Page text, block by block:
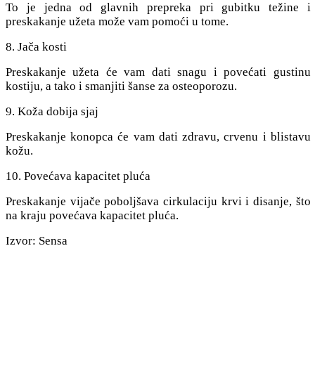
To je jedna od glavnih prepreka pri gubitku težine i
preskakanje užeta može vam pomoći u tome.
8. Jača kosti
Preskakanje užeta će vam dati snagu i povećati gustinu
kostiju, a tako i smanjiti šanse za osteoporozu.
9. Koža dobija sjaj
Preskakanje konopca će vam dati zdravu, crvenu i blistavu
kožu.
10. Povećava kapacitet pluća
Preskakanje vijače poboljšava cirkulaciju krvi i disanje, što
na kraju povećava kapacitet pluća.
Izvor: Sensa